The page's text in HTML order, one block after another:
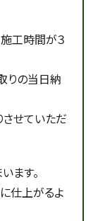
工時間が３
りの当日納
せていただ
ます。
仕上がるよ